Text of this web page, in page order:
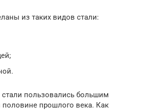
из таких видов стали:
пользовались большим
прошлого века. Как